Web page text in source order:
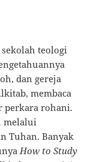
teologi
dan gereja
membaca
perkara rohani.
melalui
Tuhan. Banyak
How to Study